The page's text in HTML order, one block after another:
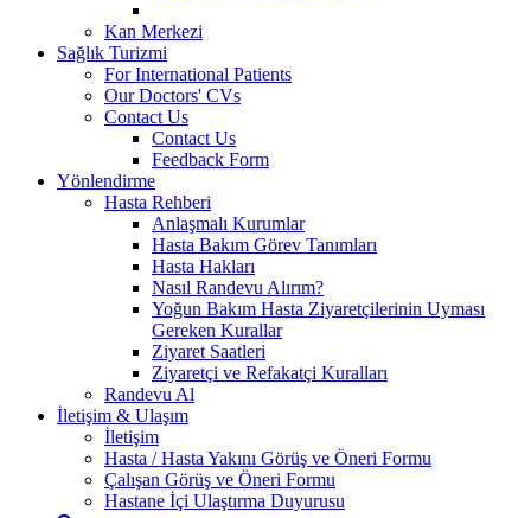
Kan Merkezi
Sağlık Turizmi
For International Patients
Our Doctors' CVs
Contact Us
Contact Us
Feedback Form
Yönlendirme
Hasta Rehberi
Anlaşmalı Kurumlar
Hasta Bakım Görev Tanımları
Hasta Hakları
Nasıl Randevu Alırım?
Yoğun Bakım Hasta Ziyaretçilerinin Uyması
Gereken Kurallar
Ziyaret Saatleri
Ziyaretçi ve Refakatçi Kuralları
Randevu Al
İletişim & Ulaşım
İletişim
Hasta / Hasta Yakını Görüş ve Öneri Formu
Çalışan Görüş ve Öneri Formu
Hastane İçi Ulaştırma Duyurusu